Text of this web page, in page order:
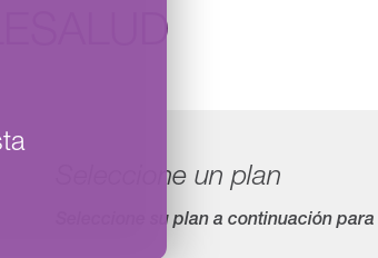
Seleccione un plan
Seleccione su plan a continuación